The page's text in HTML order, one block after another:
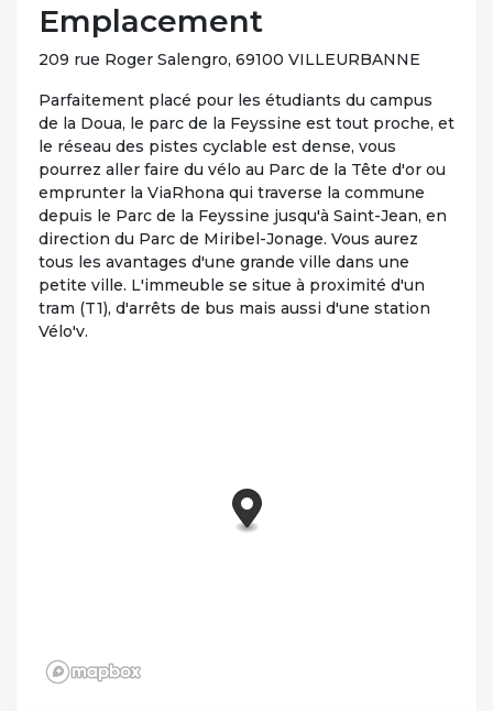
Emplacement
209 rue Roger Salengro, 69100 VILLEURBANNE
Parfaitement placé pour les étudiants du campus
de la Doua, le parc de la Feyssine est tout proche, et
le réseau des pistes cyclable est dense, vous
pourrez aller faire du vélo au Parc de la Tête d'or ou
emprunter la ViaRhona qui traverse la commune
depuis le Parc de la Feyssine jusqu'à Saint-Jean, en
direction du Parc de Miribel-Jonage. Vous aurez
tous les avantages d'une grande ville dans une
petite ville. L'immeuble se situe à proximité d'un
tram (T1), d'arrêts de bus mais aussi d'une station
Vélo'v.